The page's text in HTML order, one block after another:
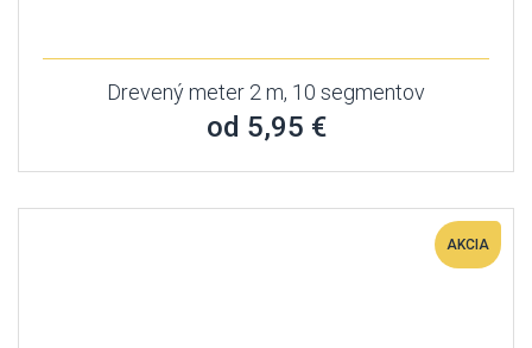
Drevený meter 2 m, 10 segmentov
od 5,95 €
AKCIA